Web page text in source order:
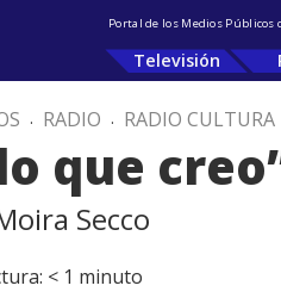
Portal de los Medios Públicos
Televisión
. RADIO . RADIO CULTURA
que
Secco
< 1 minuto